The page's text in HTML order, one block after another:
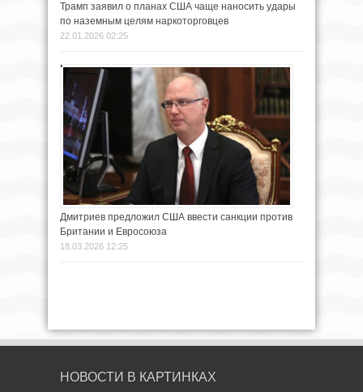
Трамп заявил о планах США чаще наносить удары
по наземным целям наркоторговцев
22.01.2026 02:25
Дмитриев предложил США ввести санкции против
Британии и Евросоюза
18.03.2026 12:25
НОВОСТИ В КАРТИНКАХ